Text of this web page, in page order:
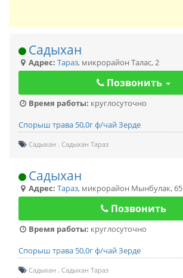
Садыхан
Адрес: Тараз, микрорайон Талас, 2
Позвонить
Время работы: круглосуточно
Спорыш трава 50,0г ф/чай Зерде
Садыхан Садыхан Тараз
Садыхан
Адрес: Тараз, микрорайон Мынбулак, 65
Позвонить
Время работы: круглосуточно
Спорыш трава 50,0г ф/чай Зерде
Садыхан Садыхан Тараз